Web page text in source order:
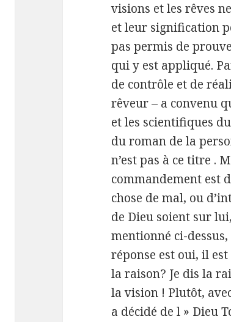
visions et les rêves
et leur signification
pas permis de
qui y est appliqué.
de contrôle et de
rêveur – a convenu
et les scientifiques
du roman de la
n’est pas à ce titre .
commandement est
chose de mal, ou
de Dieu soient sur
mentionné ci-
réponse est oui, il
la raison? Je dis la
la vision ! Plutôt,
a décidé de l » Dieu